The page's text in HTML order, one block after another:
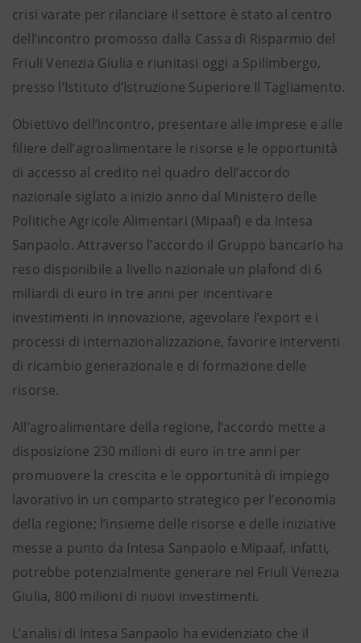
crisi varate per rilanciare il settore è stato al centro
dell’incontro promosso dalla Cassa di Risparmio del
Friuli Venezia Giulia e riunitasi oggi a Spilimbergo,
presso l’Istituto d’Istruzione Superiore Il Tagliamento.
Obiettivo dell’incontro, presentare alle imprese e alle
filiere dell’agroalimentare le risorse e le opportunità
di accesso al credito nel quadro dell’accordo
nazionale siglato a inizio anno dal Ministero delle
Politiche Agricole Alimentari (Mipaaf) e da Intesa
Sanpaolo. Attraverso l’accordo il Gruppo bancario ha
reso disponibile a livello nazionale un plafond di 6
miliardi di euro in tre anni per incentivare
investimenti in innovazione, agevolare l’export e i
processi di internazionalizzazione, favorire interventi
di ricambio generazionale e di formazione delle
risorse.
All’agroalimentare della regione, l’accordo mette a
disposizione 230 milioni di euro in tre anni per
promuovere la crescita e le opportunità di impiego
lavorativo in un comparto strategico per l’economia
della regione; l’insieme delle risorse e delle iniziative
messe a punto da Intesa Sanpaolo e Mipaaf, infatti,
potrebbe potenzialmente generare nel Friuli Venezia
Giulia, 800 milioni di nuovi investimenti.
L’analisi di Intesa Sanpaolo ha evidenziato che il